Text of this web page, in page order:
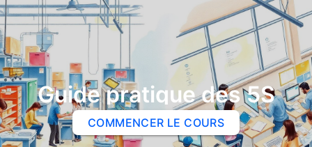
Guide pratique des 5S
COMMENCER LE COURS